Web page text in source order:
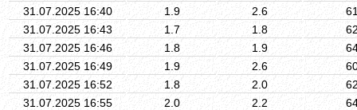
31.07.2025 16:40
1.9 2.6
31.07.2025 16:43
1.7 1.8
31.07.2025 16:46
1.8 1.9
31.07.2025 16:49
1.9 2.6
31.07.2025 16:52
1.8 2.0
31.07.2025 16:55
2.0 2.2